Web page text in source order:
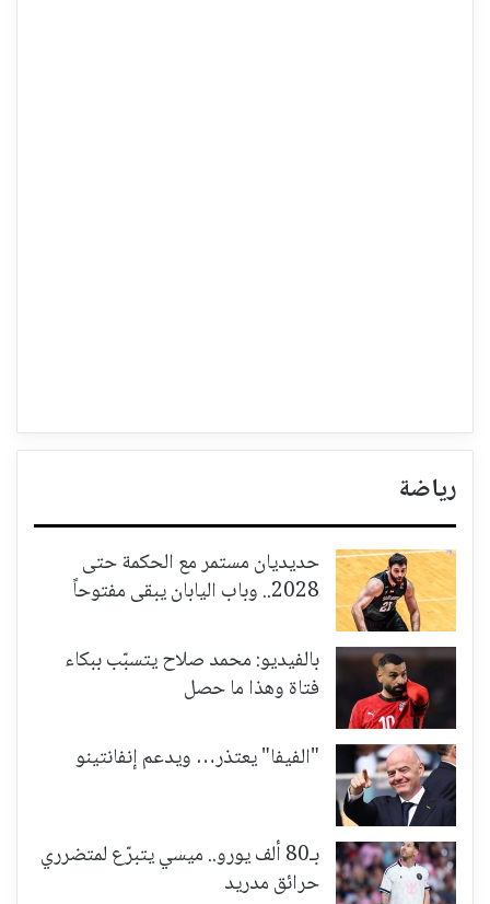
رياضة
حديديان مستمر مع الحكمة حتى
2028.. وباب اليابان يبقى مفتوحاً
بالفيديو: محمد صلاح يتسبّب ببكاء
فتاة وهذا ما حصل
"الفيفا" يعتذر… ويدعم إنفانتينو
بـ80 ألف يورو.. ميسي يتبرّع لمتضرري
حرائق مدريد